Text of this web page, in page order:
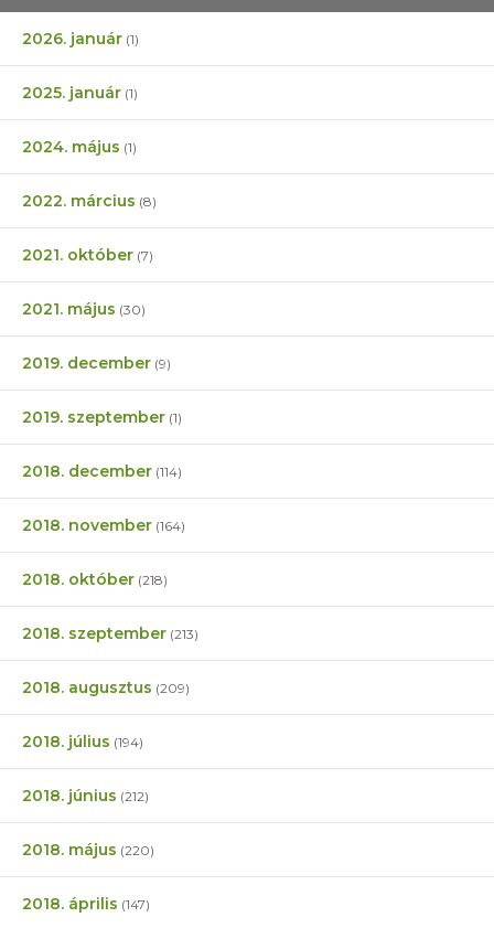
2026. január (1)
2025. január (1)
2024. május (1)
2022. március (8)
2021. október (7)
2021. május (30)
2019. december (9)
2019. szeptember (1)
2018. december (114)
2018. november (164)
2018. október (218)
2018. szeptember (213)
2018. augusztus (209)
2018. július (194)
2018. június (212)
2018. május (220)
2018. április (147)